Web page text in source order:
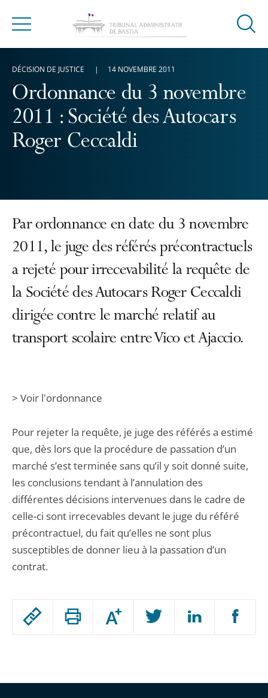
Menu
Ouvrir
Ordonnance du 3 novembre
2011 : Société des Autocars
Roger Ceccaldi
DÉCISION DE JUSTICE 14 NOVEMBRE 2011
Passer
Augmenter
ou
Par ordonnance en date du 3 novembre
2011, le juge des référés précontractuels
a rejeté pour irrecevabilité la requête de
la Société des Autocars Roger Ceccaldi
dirigée contre le marché relatif au
transport scolaire entre Vico et Ajaccio.
> Voir l'ordonnance
Pour rejeter la requête, je juge des référés a estimé
que, dès lors que la procédure de passation d’un
marché s’est terminée sans qu’il y soit donné suite,
les conclusions tendant à l’annulation des
différentes décisions intervenues dans le cadre de
celle-ci sont irrecevables devant le juge du référé
précontractuel, du fait qu’elles ne sont plus
susceptibles de donner lieu à la passation d’un
contrat.